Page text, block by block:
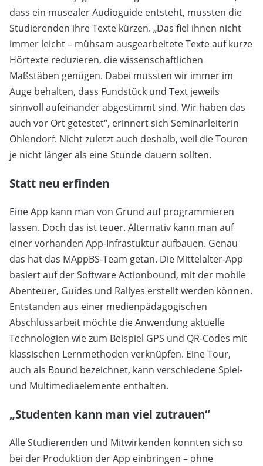
dass ein musealer Audioguide entsteht, mussten die
Studierenden ihre Texte kürzen. „Das fiel ihnen nicht
immer leicht – mühsam ausgearbeitete Texte auf kurze
Hörtexte reduzieren, die wissenschaftlichen
Maßstäben genügen. Dabei mussten wir immer im
Auge behalten, dass Fundstück und Text jeweils
sinnvoll aufeinander abgestimmt sind. Wir haben das
auch vor Ort getestet“, erinnert sich Seminarleiterin
Ohlendorf. Nicht zuletzt auch deshalb, weil die Touren
je nicht länger als eine Stunde dauern sollten.
Statt neu erfinden
Eine App kann man von Grund auf programmieren
lassen. Doch das ist teuer. Alternativ kann man auf
einer vorhanden App-Infrastuktur aufbauen. Genau
das hat das MAppBS-Team getan. Die Mittelalter-App
basiert auf der Software Actionbound, mit der mobile
Abenteuer, Guides und Rallyes erstellt werden können.
Entstanden aus einer medienpädagogischen
Abschlussarbeit möchte die Anwendung aktuelle
Technologien wie zum Beispiel GPS und QR-Codes mit
klassischen Lernmethoden verknüpfen. Eine Tour,
auch als Bound bezeichnet, kann verschiedene Spiel-
und Multimediaelemente enthalten.
„Studenten kann man viel zutrauen“
Alle Studierenden und Mitwirkenden konnten sich so
bei der Produktion der App einbringen – ohne